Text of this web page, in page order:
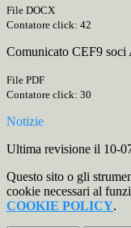
File DOCX
Contatore click: 42
Comunicato CEF9
File PDF
Contatore click: 30
Notizie
Ultima revisione il 10-
Questo sito o gli
cookie necessari al
COOKIE POLICY.